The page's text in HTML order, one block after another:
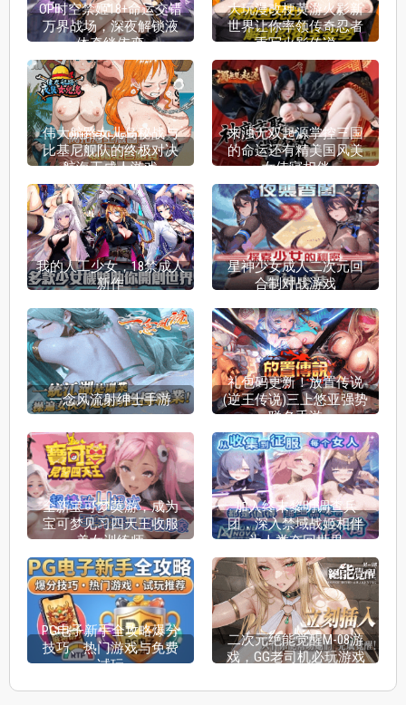
OP时空禁姬18+命运交错
万界战场，深夜解锁液
体牵绊依恋
大玩漫改梗黄游火影新
世界让你率领传奇忍者
重写火影传说
伟大航路女儿岛秘战与
比基尼舰队的终极对决
航海王成人游戏
来浊无双起源掌控三国
的命运还有精美国风美
女侍寝相伴
我的人工少女，18禁成人
新作
星神少女成人二次元回
合制对战游戏
一念风流射绅士手游
礼包码更新！放置传说
(逆王传说)三上悠亚强势
联名手游
全新宝可梦黄游，成为
宝可梦见习四天王收服
美女训练师
加入终末黎明调查兵
团，深入禁域战姬相伴
为人类夺回世界
PG电子新手全攻略爆分
技巧、热门游戏与免费
试玩
二次元绝能觉醒M-08游
戏，GG老司机必玩游戏